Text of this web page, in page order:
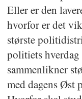
Eller er den
hvorfor er det
største
politiets hverdag
sammenlikner
med dagens Øst